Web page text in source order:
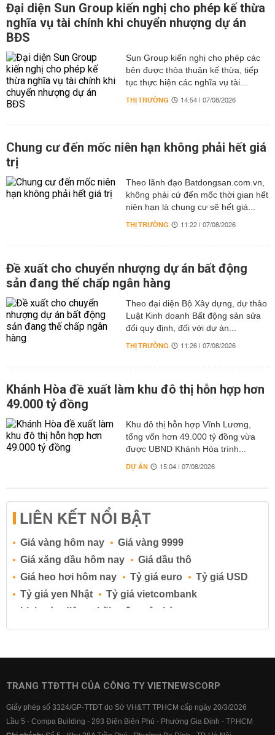
Đại diện Sun Group kiến nghị cho phép kế thừa
nghĩa vụ tài chính khi chuyển nhượng dự án
BĐS
Sun Group kiến nghị cho phép các
bên được thỏa thuận kế thừa, tiếp
tục thực hiện các nghĩa vụ tài...
THỊ TRƯỜNG 14:54 | 07/08/2026
Chung cư đến mốc niên hạn không phải hết giá
trị
Theo lãnh đạo Batdongsan.com.vn,
không phải cứ đến mốc thời gian hết
niên hạn là chung cư sẽ hết giá...
THỊ TRƯỜNG 11:22 | 07/08/2026
Đề xuất cho chuyển nhượng dự án bất động
sản đang thế chấp ngân hàng
Theo đại diện Bộ Xây dựng, dự thảo
Luật Kinh doanh Bất động sản sửa
đổi quy định, đối với dự án...
THỊ TRƯỜNG 11:26 | 07/08/2026
Khánh Hòa đề xuất làm khu đô thị hỗn hợp hơn
49.000 tỷ đồng
Khu đô thị hỗn hợp Vĩnh Lương,
tổng vốn hơn 49.000 tỷ đồng vừa
được UBND Khánh Hòa trình...
DỰ ÁN 15:04 | 07/08/2026
LIÊN KẾT NỔI BẬT
Giá vàng hôm nay
Giá vàng 9999
Giá xăng dầu hôm nay
Giá dầu thô
Giá heo hơi hôm nay
Tỷ giá euro
Tỷ giá USD
Tỷ giá yen Nhật
Tỷ giá vietcombank
Lịch cúp điện
Lãi suất ngân hàng
Lãi suất tiết kiệm
Lãi suất tiền gửi
Lãi suất ngân hàng BIDV
Lãi suất ngân hàng Vietcombank
TRANG TTĐTTH CỦA CÔNG TY VIETNEWSCORP
Giấy phép số 3324/GP-TTĐT do Sở VH&TT TPHCM cấp ngày 20/3/2026
Lầu 5 - Compa Building - 293 Điện Biên Phủ - Phường Gia Định - TP.HCM